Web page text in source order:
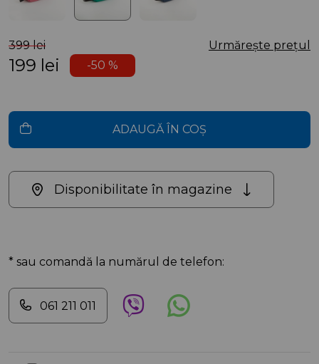
399 lei Urmărește prețul
199 lei -50 %
ADAUGĂ ÎN COȘ
Disponibilitate în magazine
* sau comandă la numărul de telefon:
061 211 011